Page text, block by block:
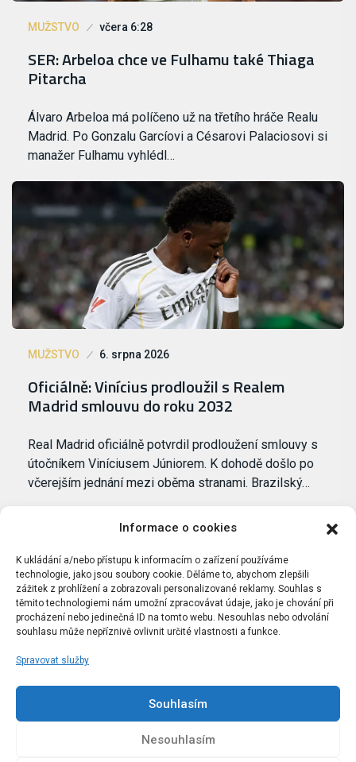
Informace o cookies
K ukládání a/nebo přístupu k informacím o zařízení používáme
technologie, jako jsou soubory cookie. Děláme to, abychom zlepšili
zážitek z prohlížení a zobrazovali personalizované reklamy. Souhlas s
těmito technologiemi nám umožní zpracovávat údaje, jako je chování při
procházení nebo jedinečná ID na tomto webu. Nesouhlas nebo odvolání
souhlasu může nepříznivě ovlivnit určité vlastnosti a funkce.
Spravovat služby
Souhlasím
Nesouhlasím
MUŽSTVO včera 6:28
SER: Arbeloa chce ve Fulhamu také Thiaga
Pitarcha
Álvaro Arbeloa má políčeno už na třetího hráče Realu
Madrid. Po Gonzalu Garcíovi a Césarovi Palaciosovi si
manažer Fulhamu vyhlédl…
MUŽSTVO 6. srpna 2026
Oficiálně: Vinícius prodloužil s Realem
Madrid smlouvu do roku 2032
Real Madrid oficiálně potvrdil prodloužení smlouvy s
útočníkem Viníciusem Júniorem. K dohodě došlo po
včerejším jednání mezi oběma stranami. Brazilský…